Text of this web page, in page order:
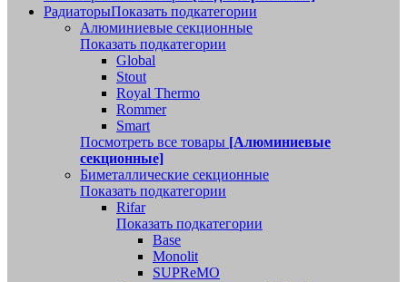
РадиаторыПоказать подкатегории
Алюминиевые секционные
Показать подкатегории
Global
Stout
Royal Thermo
Rommer
Smart
Посмотреть все товары [Алюминиевые
секционные]
Биметаллические секционные
Показать подкатегории
Rifar
Показать подкатегории
Base
Monolit
SUPReMO